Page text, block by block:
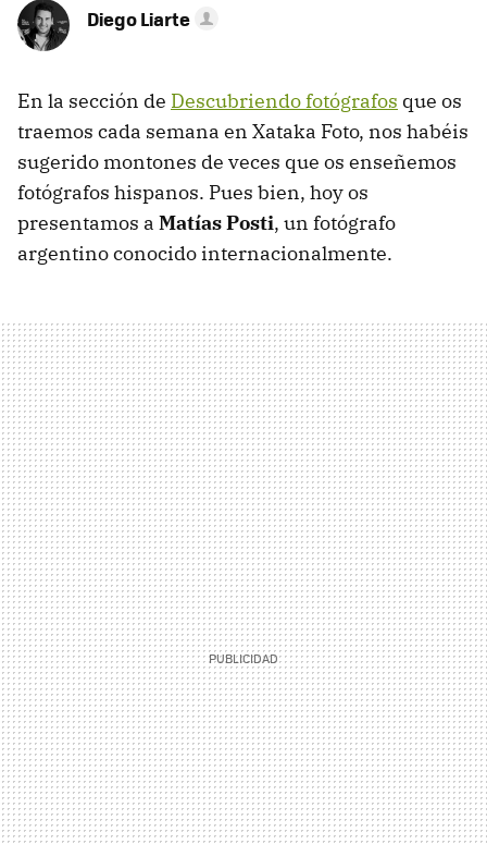
Diego Liarte
En la sección de Descubriendo fotógrafos que os
traemos cada semana en Xataka Foto, nos habéis
sugerido montones de veces que os enseñemos
fotógrafos hispanos. Pues bien, hoy os
presentamos a Matías Posti, un fotógrafo
argentino conocido internacionalmente.